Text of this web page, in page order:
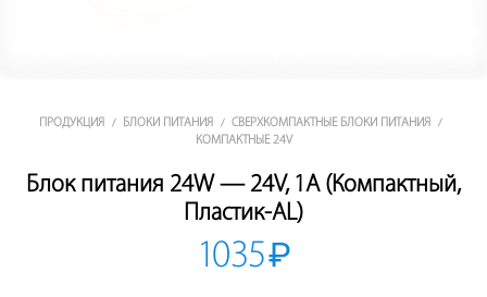
ПРОДУКЦИЯ / БЛОКИ ПИТАНИЯ / СВЕРХКОМПАКТНЫЕ БЛОКИ ПИТАНИЯ /
КОМПАКТНЫЕ 24V
Блок питания 24W — 24V, 1A (Компактный,
Пластик-AL)
1035₽